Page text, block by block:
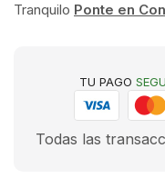
Tranquilo Ponte en
TU PAGO
Todas las